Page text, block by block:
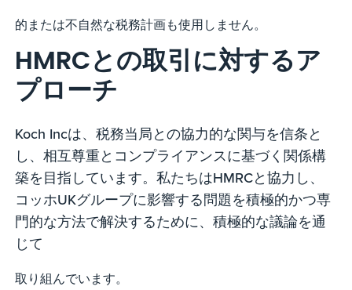
的または不自然な税務計画も使用しません。
HMRCとの取引に対するア
プローチ
Koch Incは、税務当局との協力的な関与を信条と
し、相互尊重とコンプライアンスに基づく関係構
築を目指しています。私たちはHMRCと協力し、
コッホUKグループに影響する問題を積極的かつ専
門的な方法で解決するために、積極的な議論を通
じて
取り組んでいます。